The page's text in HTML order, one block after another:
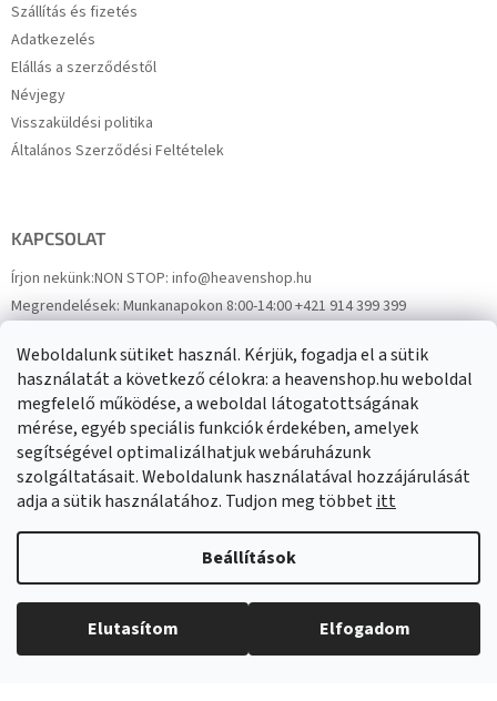
Weboldalunk sütiket használ. Kérjük, fogadja el a sütik
használatát a következő célokra: a heavenshop.hu weboldal
megfelelő működése, a weboldal látogatottságának
mérése, egyéb speciális funkciók érdekében, amelyek
segítségével optimalizálhatjuk webáruházunk
szolgáltatásait. Weboldalunk használatával hozzájárulását
adja a sütik használatához. Tudjon meg többetitt
Beállítások
Elutasítom Elfogadom
Szállítás és fizetés
Adatkezelés
Elállás a szerződéstől
Névjegy
Visszaküldési politika
Általános Szerződési Feltételek
KAPCSOLAT
Írjon nekünk:NON STOP: info@heavenshop.hu
Megrendelések:Munkanapokon 8:00-14:00 +421 914 399 399
FacebookHeavenShop.sk
Eredményeink